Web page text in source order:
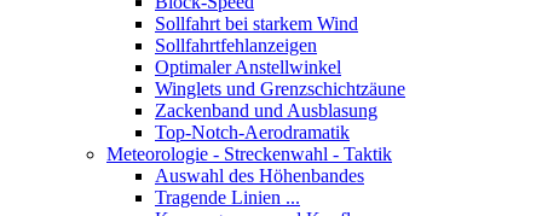
Sollfahrt bei starkem Wind
Sollfahrtfehlanzeigen
Optimaler Anstellwinkel
Winglets und Grenzschichtzäune
Zackenband und Ausblasung
Top-Notch-Aerodramatik
Meteorologie - Streckenwahl - Taktik
Auswahl des Höhenbandes
Tragende Linien ...